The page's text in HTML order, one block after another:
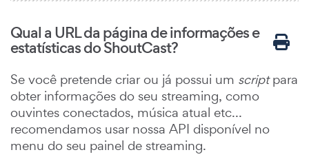
Qual a URL da página de informações e
estatísticas do ShoutCast?
Se você pretende criar ou já possui um scriptpara
obter informações do seu streaming, como
ouvintes conectados, música atual etc...
recomendamos usar nossa API disponível no
menu do seu painel de streaming.